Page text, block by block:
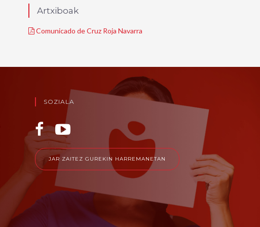
Artxiboak
Comunicado de Cruz Roja Navarra
SOZIALA
JAR ZAITEZ GUREKIN HARREMANETAN